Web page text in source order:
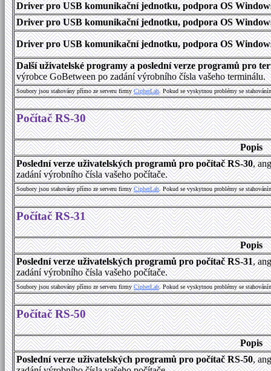
Driver pro USB komunikační jednotku, podpora OS
Driver pro USB komunikační jednotku, podpora OS
Driver pro USB komunikační jednotku, podpora OS
Další uživatelské programy a poslední verze programů pro
výrobce GoBetween po zadání výrobního čísla vašeho terminálu.
Soubory jsou stahovány přímo ze serveru firmyCipherLab. Pokud se vyskytnou problémy se
Počítač RS-30
Popis
Poslední verze uživatelských programů pro počítač RS-30,
zadání výrobního čísla vašeho počítače.
Soubory jsou stahovány přímo ze serveru firmyCipherLab. Pokud se vyskytnou problémy se
Počítač RS-31
Popis
Poslední verze uživatelských programů pro počítač RS-31,
zadání výrobního čísla vašeho počítače.
Soubory jsou stahovány přímo ze serveru firmyCipherLab. Pokud se vyskytnou problémy se
Počítač RS-50
Popis
Poslední verze uživatelských programů pro počítač RS-50,